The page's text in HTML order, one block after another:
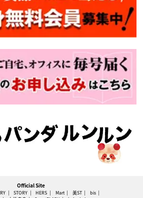
Official Site
STORY HERS Mart 美ST
bis